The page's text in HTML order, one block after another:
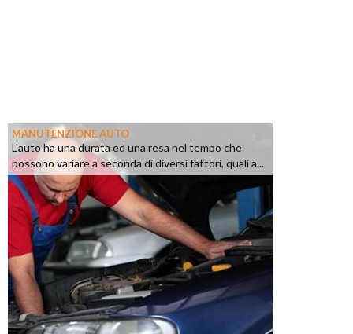
MANUTENZIONE AUTO
L'auto ha una durata ed una resa nel tempo che
possono variare a seconda di diversi fattori, quali a...